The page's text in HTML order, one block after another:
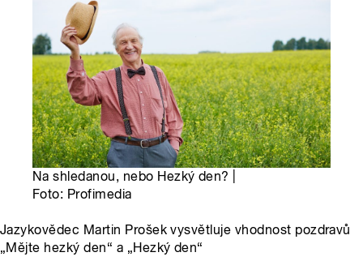
Na shledanou, nebo Hezký den? |
Foto: Profimedia
Jazykovědec Martin Prošek vysvětluje vhodnost pozdravů
„Mějte hezký den“ a „Hezký den“